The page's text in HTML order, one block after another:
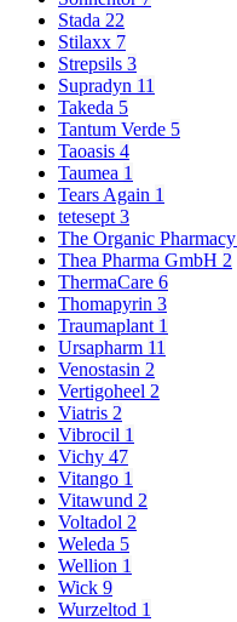
Stada 22
Stilaxx 7
Strepsils 3
Supradyn 11
Takeda 5
Tantum Verde 5
Taoasis 4
Taumea 1
Tears Again 1
tetesept 3
The Organic Pharmacy
Thea Pharma GmbH 2
ThermaCare 6
Thomapyrin 3
Traumaplant 1
Ursapharm 11
Venostasin 2
Vertigoheel 2
Viatris 2
Vibrocil 1
Vichy 47
Vitango 1
Vitawund 2
Voltadol 2
Weleda 5
Wellion 1
Wick 9
Wurzeltod 1